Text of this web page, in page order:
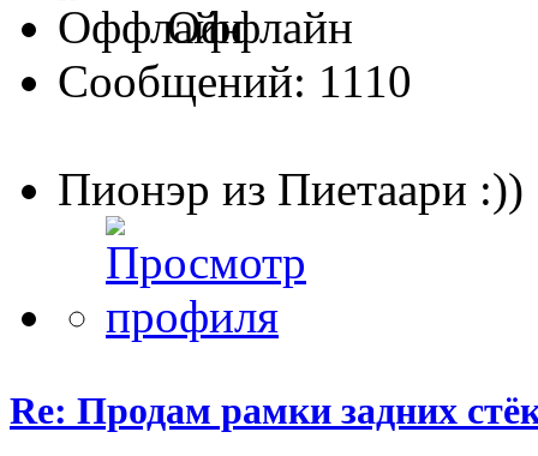
Оффлайн
Сообщений: 1110
Пионэр из Пиетаари :))
Re: Продам рамки задних